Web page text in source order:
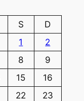
S
D
1
2
8
9
15
16
22
23